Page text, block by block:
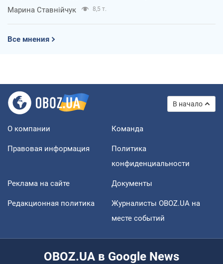
Марина Ставнійчук 8,5 т.
Все мнения
В начало
О компании Команда
Правовая информация
Политика
конфиденциальности
Реклама на сайте Документы
Редакционная политика
Журналисты OBOZ.UA на
месте событий
OBOZ.UA в Google News